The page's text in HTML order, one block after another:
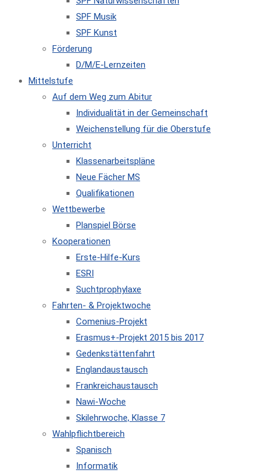
SPF Musik
SPF Kunst
Förderung
D/M/E-Lernzeiten
Mittelstufe
Auf dem Weg zum Abitur
Individualität in der Gemeinschaft
Weichenstellung für die Oberstufe
Unterricht
Klassenarbeitspläne
Neue Fächer MS
Qualifikationen
Wettbewerbe
Planspiel Börse
Kooperationen
Erste-Hilfe-Kurs
ESRI
Suchtprophylaxe
Fahrten- & Projektwoche
Comenius-Projekt
Erasmus+-Projekt 2015 bis 2017
Gedenkstättenfahrt
Englandaustausch
Frankreichaustausch
Nawi-Woche
Skilehrwoche, Klasse 7
Wahlpflichtbereich
Spanisch
Informatik